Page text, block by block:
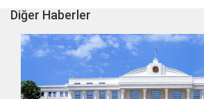
Diğer Haberler